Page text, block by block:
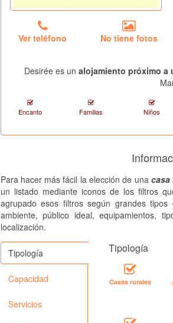
Ver teléfono No tiene fotos
Desirée es un alojamiento próximo a
Encanto Familias Niños
Para hacer más fácil la elección de unacasa
un listado mediante iconos de los filtros
agrupado esos filtros según grandes
ambiente, público ideal, equipamientos,
localización.
Tipología
Capacidad
Servicios
Tipología
Casas rurales